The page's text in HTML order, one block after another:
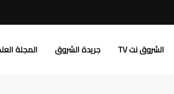
الشروق نت TV جريدة الشروق المجلة